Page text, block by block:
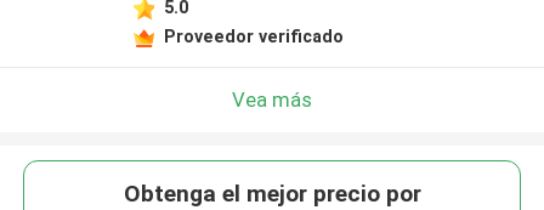
5.0
Proveedor verificado
Vea más
Obtenga el mejor precio por